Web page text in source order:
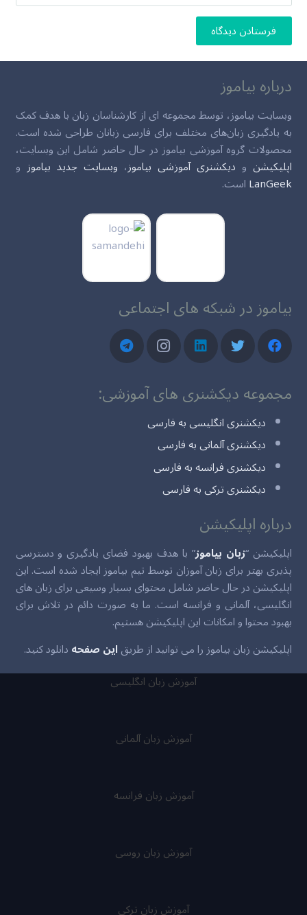
فرستادن دیدگاه
درباره بیاموز
وبسایت بیاموز، توسط مجموعه ای از کارشناسان زبان با هدف کمک
به یادگیری زبان‌های مختلف برای فارسی زبانان طراحی شده است.
محصولات گروه آموزشی بیاموز در حال حاضر شامل این وبسایت،
اپلیکیشن و دیکشنری آموزشی بیاموز، وبسایت جدید بیاموز و
LanGeekاست.
بیاموز در شبکه های اجتماعی
مجموعه دیکشنری های آموزشی:
دیکشنری انگلیسی به فارسی
دیکشنری آلمانی به فارسی
دیکشنری فرانسه به فارسی
دیکشنری ترکی به فارسی
درباره اپلیکیشن
اپلیکیشن “زبان بیاموز” با هدف بهبود فضای یادگیری و دسترسی
پذیری بهتر برای زبان آموزان توسط تیم بیاموز ایجاد شده است. این
اپلیکیشن در حال حاضر شامل محتوای بسیار وسیعی برای زبان های
انگلیسی، آلمانی و فرانسه است. ما به صورت دائم در تلاش برای
بهبود محتوا و امکانات این اپلیکیشن هستیم.
اپلیکیشن زبان بیاموز را می توانید از طریقاین صفحهدانلود کنید.
آموزش زبان انگلیسی
آموزش زبان آلمانی
آموزش زبان فرانسه
آموزش زبان روسی
آموزش زبان ترکی